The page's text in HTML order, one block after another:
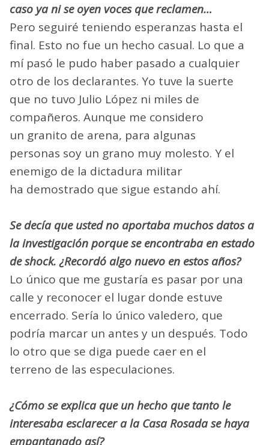
caso ya ni se oyen voces que reclamen…
Pero seguiré teniendo esperanzas hasta el
final. Esto no fue un hecho casual. Lo que a
mí pasó le pudo haber pasado a cualquier
otro de los declarantes. Yo tuve la suerte
que no tuvo Julio López ni miles de
compañeros. Aunque me considero
un granito de arena, para algunas
personas soy un grano muy molesto. Y el
enemigo de la dictadura militar
ha demostrado que sigue estando ahí.
Se decía que usted no aportaba muchos datos a
la investigación porque se encontraba en estado
de shock. ¿Recordó algo nuevo en estos años?
Lo único que me gustaría es pasar por una
calle y reconocer el lugar donde estuve
encerrado. Sería lo único valedero, que
podría marcar un antes y un después. Todo
lo otro que se diga puede caer en el
terreno de las especulaciones.
¿Cómo se explica que un hecho que tanto le
interesaba esclarecer a la Casa Rosada se haya
empantanado así?